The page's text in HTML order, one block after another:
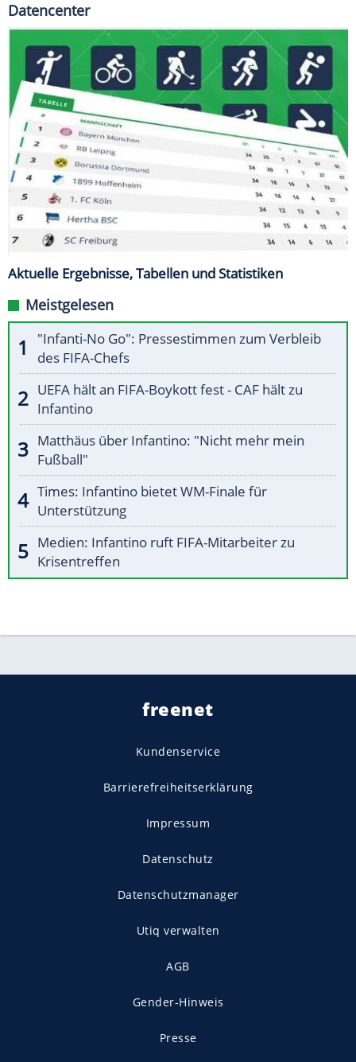
Datencenter
Aktuelle Ergebnisse, Tabellen und Statistiken
Meistgelesen
"Infanti-No Go": Pressestimmen zum Verbleib
des FIFA-Chefs
UEFA hält an FIFA-Boykott fest - CAF hält zu
Infantino
Matthäus über Infantino: "Nicht mehr mein
Fußball"
Times: Infantino bietet WM-Finale für
Unterstützung
Medien: Infantino ruft FIFA-Mitarbeiter zu
Krisentreffen
freenet
Kundenservice
Barrierefreiheitserklärung
Impressum
Datenschutz
Datenschutzmanager
Utiq verwalten
AGB
Gender-Hinweis
Presse